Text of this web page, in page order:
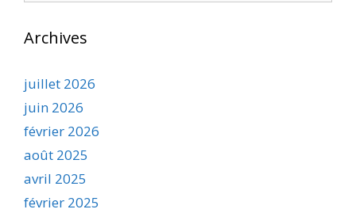
Archives
juillet 2026
juin 2026
février 2026
août 2025
avril 2025
février 2025